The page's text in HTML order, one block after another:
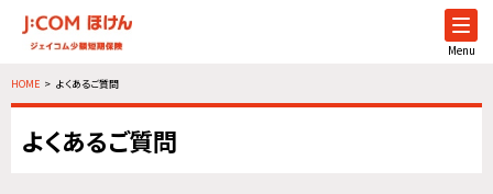
Menu
HOME よくあるご質問
よくあるご質問